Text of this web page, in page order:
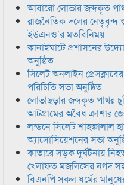
আবারো লোভার জব্দকৃত
রাজনৈতিক দলের নেতৃবৃন্দ
ইউএনও’র মতবিনিময়
কানাইঘাটে প্রশাসনের
অনুষ্ঠিত
সিলেট অনলাইন
পরিচিতি সভা অনুষ্ঠিত
লোভাছড়ার জব্দকৃত পাথর
আটগ্রামের অবৈধ ক্রাশার
লন্ডনে সিলেট শাহজালাল
অ্যাসোসিয়েশনের সভা
কাতারে সড়ক দুর্ঘটনায়
খেলাফত মজলিসের নগদ
বিএনপি সকল ধর্মের